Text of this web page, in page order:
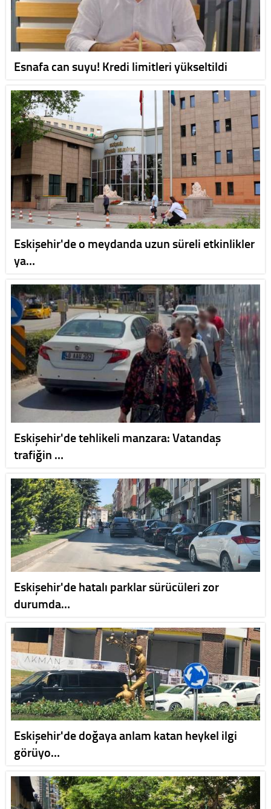
Esnafa can suyu! Kredi limitleri yükseltildi
Eskişehir'de o meydanda uzun süreli etkinlikler
ya…
Eskişehir'de tehlikeli manzara: Vatandaş
trafiğin …
Eskişehir'de hatalı parklar sürücüleri zor
durumda…
Eskişehir'de doğaya anlam katan heykel ilgi
görüyo…